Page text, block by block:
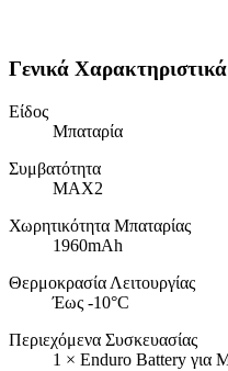
Γενικά Χαρακτηριστικά
Είδος
Μπαταρία
Συμβατότητα
MAX2
Χωρητικότητα Μπαταρίας
1960mAh
Θερμοκρασία Λειτουργίας
Έως -10°C
Περιεχόμενα Συσκευασίας
1 × Enduro Battery για